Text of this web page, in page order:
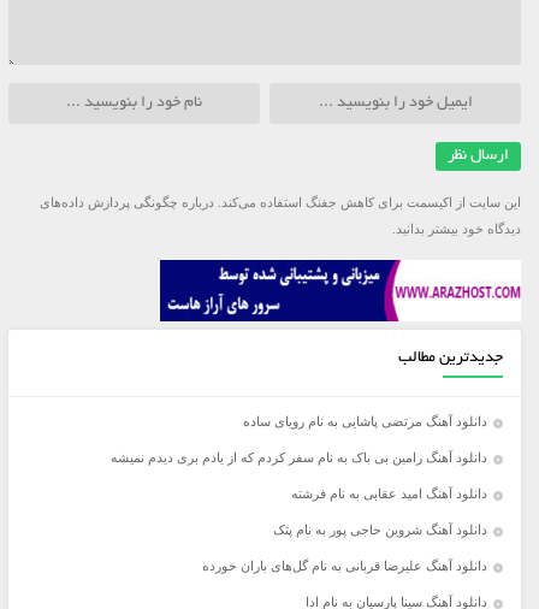
این سایت از اکیسمت برای کاهش جفنگ استفاده می‌کند. درباره چگونگی پردازش داده‌های
دیدگاه خود بیشتر بدانید.
جدیدترین مطالب
دانلود آهنگ مرتضی پاشایی به نام رویای ساده
دانلود آهنگ رامین بی باک به نام سفر کردم که از یادم بری دیدم نمیشه
دانلود آهنگ امید عقابی به نام فرشته
دانلود آهنگ شروین حاجی پور به نام پتک
دانلود آهنگ علیرضا قربانی به نام گل‌های باران خورده
دانلود آهنگ سینا پارسیان به نام ادا